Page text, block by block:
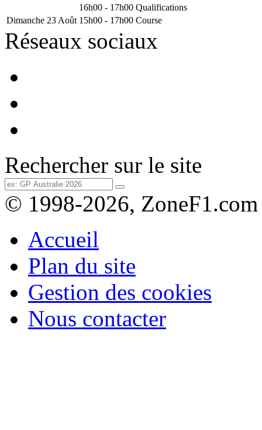
16h00 - 17h00 Qualifications
Dimanche 23 Août 15h00 - 17h00 Course
Réseaux sociaux
Rechercher sur le site
© 1998-2026, ZoneF1.com
Accueil
Plan du site
Gestion des cookies
Nous contacter